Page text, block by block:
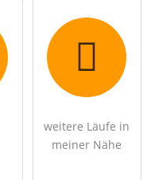
weitere Läufe in
meiner Nähe